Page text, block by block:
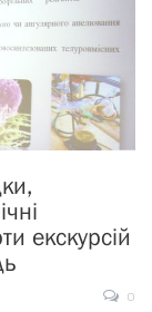
екскурсій
0